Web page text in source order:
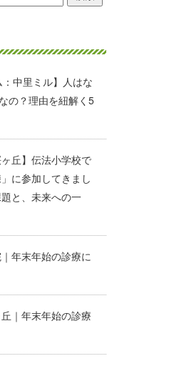
索:
中里ミル】人はな
の？理由を紐解く5
ヶ丘】伝法小学校で
に参加してきまし
と、未来への一
年末年始の診療に
｜年末年始の診療